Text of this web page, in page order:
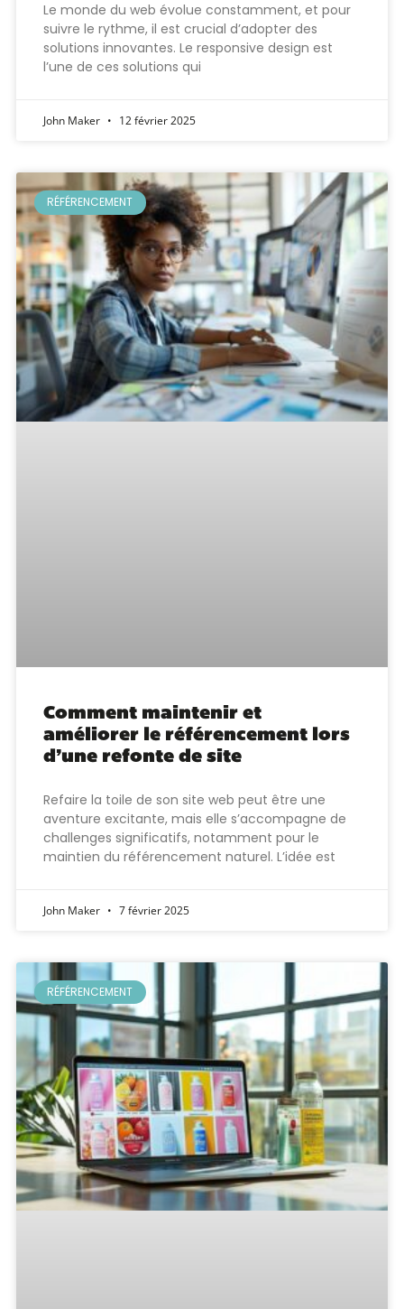
Le monde du web évolue constamment, et pour
suivre le rythme, il est crucial d’adopter des
solutions innovantes. Le responsive design est
l’une de ces solutions qui
John Maker 12 février 2025
RÉFÉRENCEMENT
Comment maintenir et
améliorer le référencement lors
d’une refonte de site
Refaire la toile de son site web peut être une
aventure excitante, mais elle s’accompagne de
challenges significatifs, notamment pour le
maintien du référencement naturel. L’idée est
John Maker 7 février 2025
RÉFÉRENCEMENT